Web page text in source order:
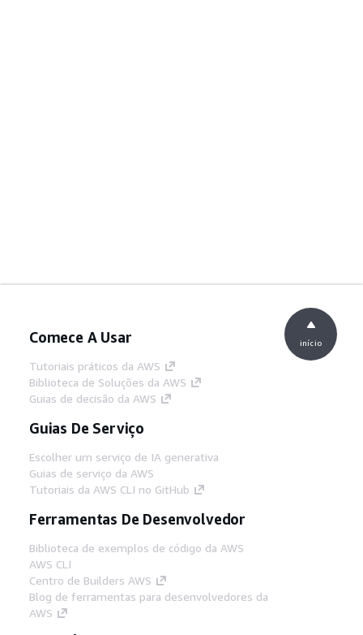
Comece A Usar
Tutoriais práticos da AWS
Biblioteca de Soluções da AWS
Guias de decisão da AWS
Guias De Serviço
Escolher um serviço de IA generativa
Guias de serviço da AWS
Tutoriais da AWS CLI no GitHub
Ferramentas De Desenvolvedor
Biblioteca de exemplos de código da AWS
AWS CLI
Centro de Builders AWS
Blog de ferramentas para desenvolvedores da
AWS
início